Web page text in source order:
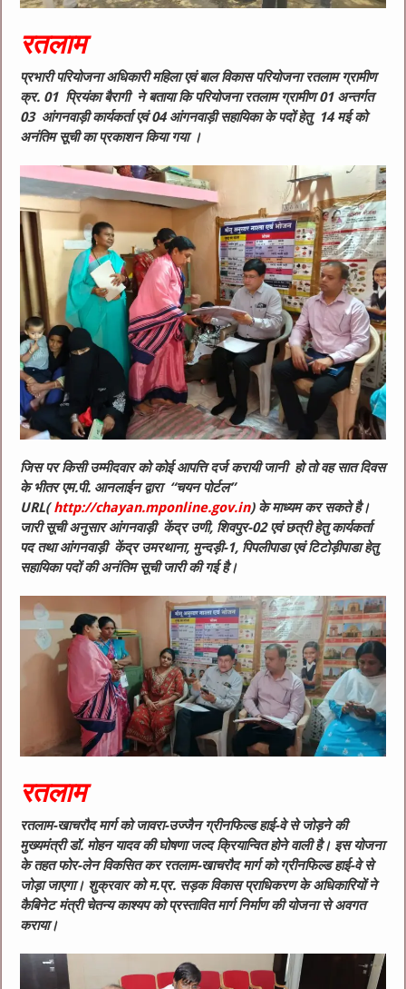
रतलाम
प्रभारी परियोजना अधिकारी महिला एवं बाल विकास परियोजना रतलाम ग्रामीण
क्र. 01 प्रियंका बैरागी ने बताया कि परियोजना रतलाम ग्रामीण 01 अन्तर्गत
03 आंगनवाड़ी कार्यकर्ता एवं 04 आंगनवाड़ी सहायिका के पदों हेतु 14 मई को
अनंतिम सूची का प्रकाशन किया गया ।
जिस पर किसी उम्मीदवार को कोई आपत्ति दर्ज करायी जानी हो तो वह सात दिवस
के भीतर एम.पी. आनलाईन द्वारा “चयन पोर्टल”
URL(http://chayan.mponline.gov.in) के माध्यम कर सकते है।
जारी सूची अनुसार आंगनवाड़ी केंद्र उणी, शिवपुर-02 एवं छत्री हेतु कार्यकर्ता
पद तथा आंगनवाड़ी केंद्र उमरथाना, मुन्दड़ी-1, पिपलीपाडा एवं टिटोड़ीपाडा हेतु
सहायिका पदों की अनंतिम सूची जारी की गई है।
रतलाम
रतलाम-खाचरौद मार्ग को जावरा-उज्जैन ग्रीनफिल्ड हाई-वे से जोड़ने की
मुख्यमंत्री डॉ. मोहन यादव की घोषणा जल्द क्रियान्वित होने वाली है। इस योजना
के तहत फोर-लेन विकसित कर रतलाम-खाचरौद मार्ग को ग्रीनफिल्ड हाई-वे से
जोड़ा जाएगा। शुक्रवार को म.प्र. सड़क विकास प्राधिकरण के अधिकारियों ने
कैबिनेट मंत्री चेतन्य काश्यप को प्रस्तावित मार्ग निर्माण की योजना से अवगत
कराया।